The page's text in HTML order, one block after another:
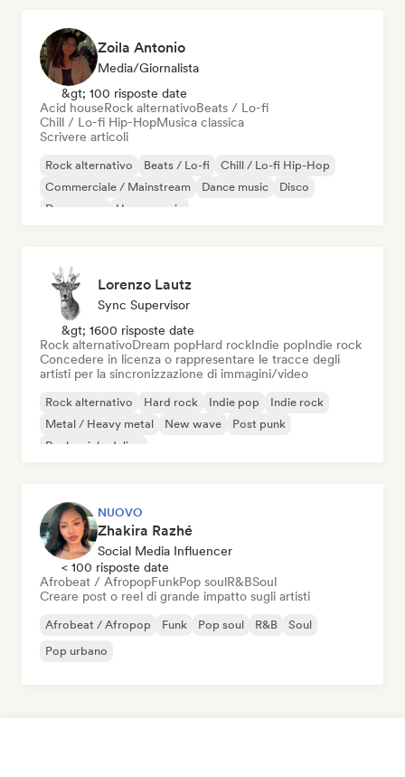
Zoila Antonio
Media/Giornalista
&gt; 100 risposte date
Acid houseRock alternativoBeats / Lo-fi
Chill / Lo-fi Hip-HopMusica classica
Scrivere articoli
Rock alternativo Beats / Lo-fi
Chill / Lo-fi Hip-Hop
Commerciale / Mainstream
Dance music
Disco
Dream pop
House music
Lorenzo Lautz
Sync Supervisor
&gt; 1600 risposte date
Rock alternativoDream popHard rockIndie popIndie rock
Concedere in licenza o rappresentare le tracce degli
artisti per la sincronizzazione di immagini/video
Rock alternativo Hard rock Indie pop
Indie rock
Metal / Heavy metal
New wave
Post punk
Rock psichedelico
NUOVO
Zhakira Razhé
Social Media Influencer
< 100 risposte date
Afrobeat / AfropopFunkPop soulR&BSoul
Creare post o reel di grande impatto sugli artisti
Afrobeat / Afropop Funk Pop soul R&B
Soul
Pop urbano